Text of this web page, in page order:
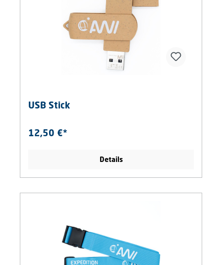
USB Stick
12,50 €*
Details